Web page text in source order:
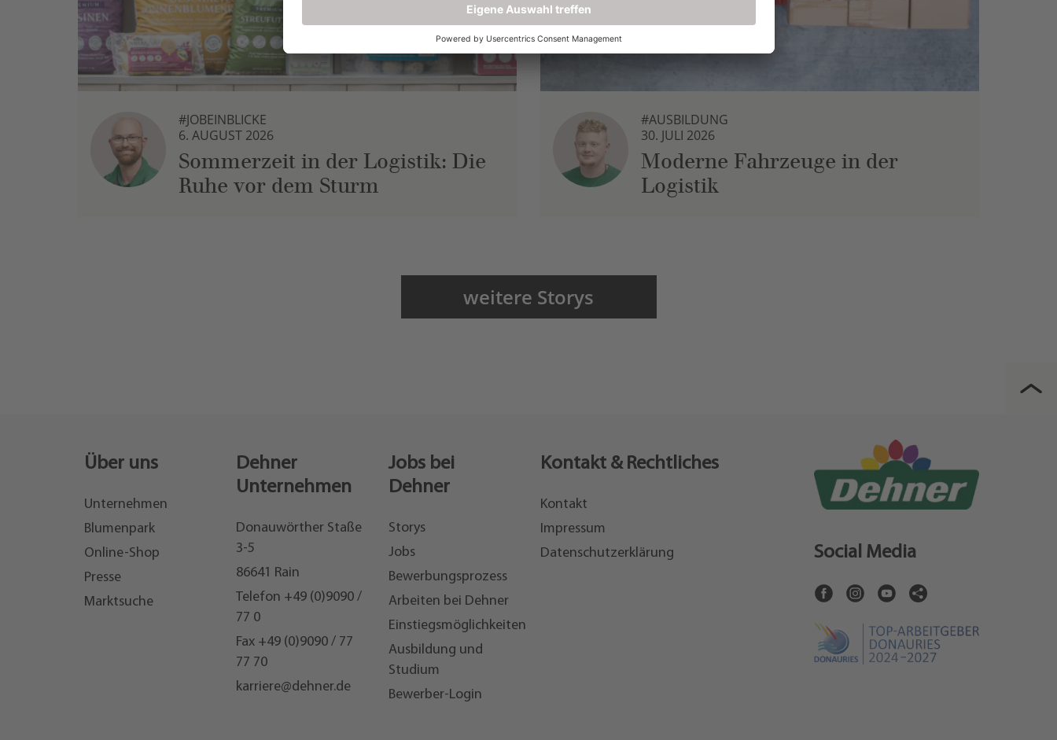
#JOBEINBLICKE
6. AUGUST 2026
Sommerzeit in der Logistik: Die
Ruhe vor dem Sturm
#AUSBILDUNG
30. JULI 2026
Moderne Fahrzeuge in der
Logistik
weitere Storys
Über uns
Unternehmen
Blumenpark
Online-Shop
Presse
Marktsuche
Dehner
Unternehmen
Donauwörther Staße
3-5
86641 Rain
Telefon +49 (0)9090 /
77 0
Fax +49 (0)9090 / 77
77 70
karriere@dehner.de
Jobs bei
Dehner
Storys
Jobs
Bewerbungsprozess
Arbeiten bei Dehner
Einstiegsmöglichkeiten
Ausbildung und
Studium
Bewerber-Login
Kontakt & Rechtliches
Kontakt
Impressum
Datenschutzerklärung
Social Media